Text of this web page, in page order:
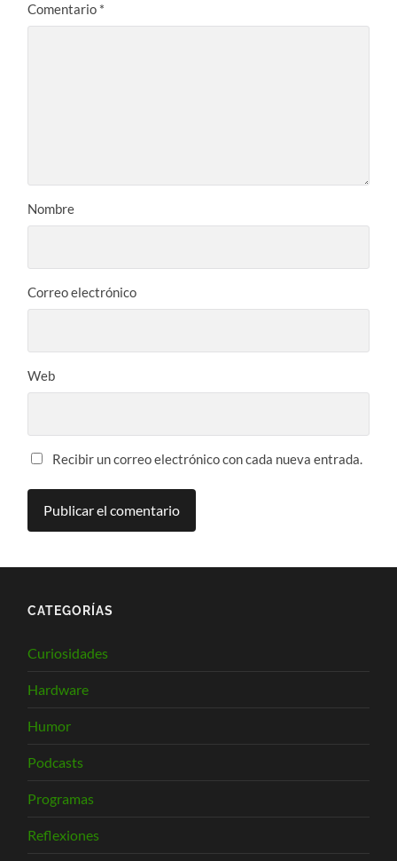
Comentario *
Nombre
Correo electrónico
Web
Recibir un correo electrónico con cada nueva entrada.
CATEGORÍAS
Curiosidades
Hardware
Humor
Podcasts
Programas
Reflexiones